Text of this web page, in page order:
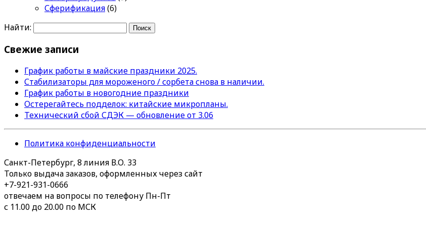
Сферификация(6)
Найти:
Свежие записи
График работы в майские праздники 2025.
Стабилизаторы для мороженого / сорбета снова в наличии.
График работы в новогодние праздники
Остерегайтесь подделок: китайские микропланы.
Технический сбой СДЭК — обновление от 3.06
Политика конфиденциальности
Санкт-Петербург, 8 линия В.О. 33
Только выдача заказов, оформленных через сайт
+7-921-931-0666
отвечаем на вопросы по телефону Пн-Пт
с 11.00 до 20.00 по МСК